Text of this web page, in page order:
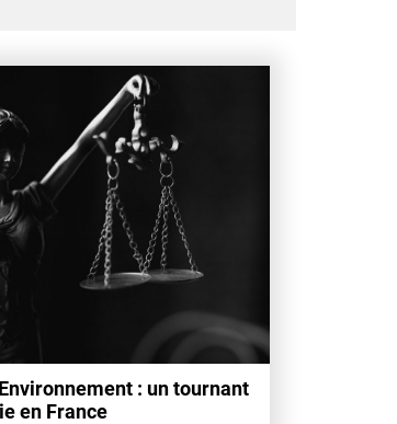
: un tournant
en France